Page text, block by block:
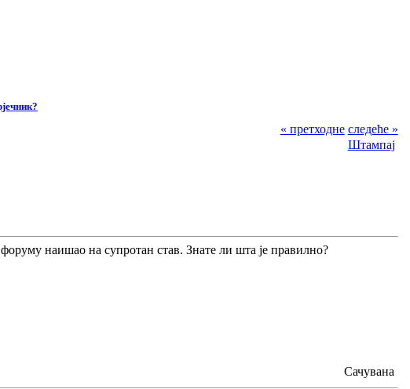
« претходне следеће »
Штампај
наишао на супротан став. Знате ли шта је правилно?
Сачувана